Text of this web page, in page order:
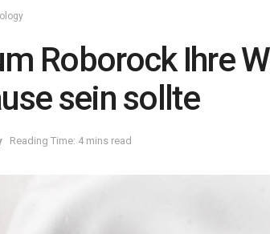
Roborock Ihre
sein sollte
Reading Time: 4 mins read